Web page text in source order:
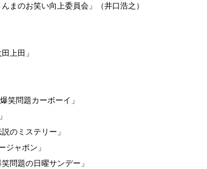
まのお笑い向上委員会」（井口浩之）
上田」
笑問題カーボーイ」
のミステリー」
ジャポン」
問題の日曜サンデー」